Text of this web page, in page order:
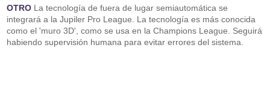
OTRO La tecnología de fuera de lugar semiautomática se
integrará a la Jupiler Pro League. La tecnología es más conocida
como el 'muro 3D', como se usa en la Champions League. Seguirá
habiendo supervisión humana para evitar errores del sistema.